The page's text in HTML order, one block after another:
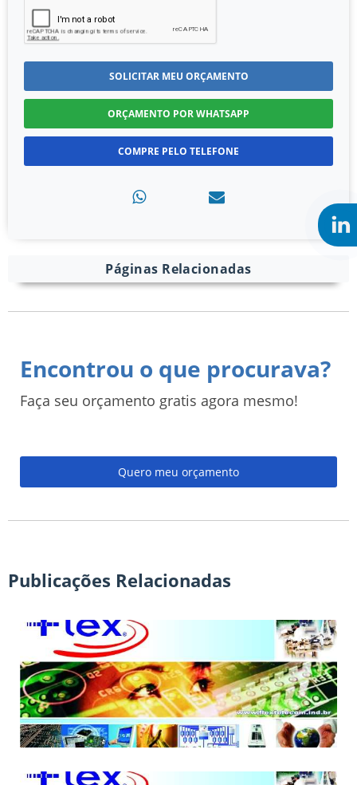
SOLICITAR MEU ORÇAMENTO
ORÇAMENTO POR WHATSAPP
COMPRE PELO TELEFONE
Páginas Relacionadas
Encontrou o que procurava?
Faça seu orçamento gratis agora mesmo!
Quero meu orçamento
Publicações Relacionadas